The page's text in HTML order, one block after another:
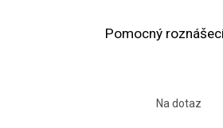
Pomocný
Na dotaz